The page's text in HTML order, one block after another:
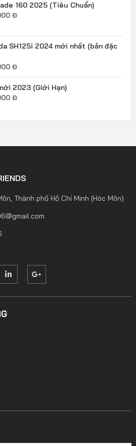
160 2025 (Tiêu Chuẩn)
Đ
SH125i 2024 mới nhất (bản đặc
Đ
2023 (Giới Hạn)
Đ
Thành phố Hồ Chí Minh (Hóc Môn)